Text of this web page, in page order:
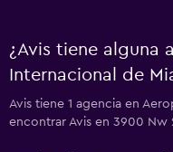
¿Avis tiene alguna
Internacional de
Avis tiene 1 agencia en
encontrar Avis en 3900 Nw